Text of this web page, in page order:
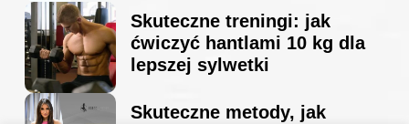
Skuteczne treningi: jak
ćwiczyć hantlami 10 kg dla
lepszej sylwetki
Skuteczne metody, jak